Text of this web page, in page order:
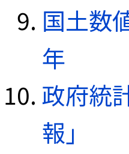
国土数
年
政府統
報」